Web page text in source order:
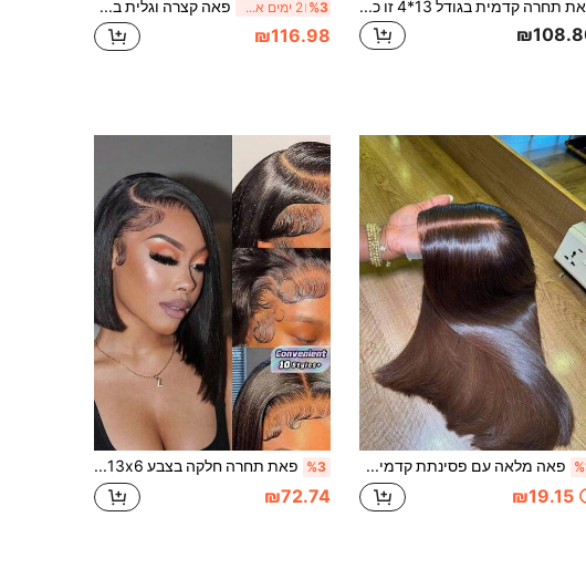
פאת תחרה קדמית בגודל 13*4 זו כוללת תערובת של שיער טבעי, סיבים סינתטיים ומשי חלבון, יחד עם שיער תינוקות, בצבע שחור טבעי עם צפיפות של 180% (פאת בוב בגודל 6-16 אינץ'). השיער המעורב יוצר קו שיער טבעי, מעוצב מראש, גזוז מראש ומתוח מראש עם תחרה שקופה, מתאים לכל סוגי השיער. %3 2 ימים אחרונים פאה קצרה וגלית בלונדינית בצפיפות 200%, 8-16 אינץ', סגירת תחרה 5x5, שיער חלק HD פאה מלאה, שיער ברזילאי מרקם מעורב טבעי צבע 613# מאוזן לאוזן גזורה מראש, מתאים למתחילים, פאה סינתטית עמידה בחום לנשים
₪116.98
פאה מלאה עם פסינתת קדמית 13x6, בוב קצר ישר, שיער אנושי ברזילאי, 13*4 5*5 4x4 תערובת שיער אנושי רמי ברזילאי ישר עם שיער תינוק מולחט מראש, פאה עם פסינתת קדמית 13*6 מסיב סינתטי עמיד בחום, פאה עם פסינתת קדמית מולחטת מראש, חום שוקולד
₪19.15
%3 פאת תחרה חלקה בצבע 13x6 באיכות גבוהה, צפיפות 200%, ללא שינוי, פאה סגורה עם תחרה
₪72.74